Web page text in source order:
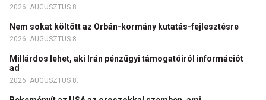
2026. AUGUSZTUS 8.
Nem sokat költött az Orbán-kormány kutatás-fejlesztésre
2026. AUGUSZTUS 8.
Millárdos lehet, aki Irán pénzügyi támogatóiról információt
ad
2026. AUGUSZTUS 8.